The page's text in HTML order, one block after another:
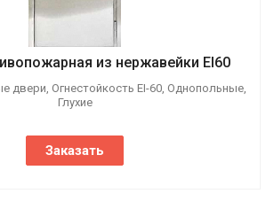
из нержавейки EI60
двери, Огнестойкость EI-60, Однопольные,
Глухие
Заказать